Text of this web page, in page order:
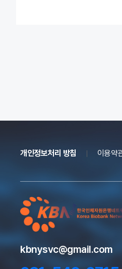
개인정보처리 방침 이용약
kbnysvc@gmail.com